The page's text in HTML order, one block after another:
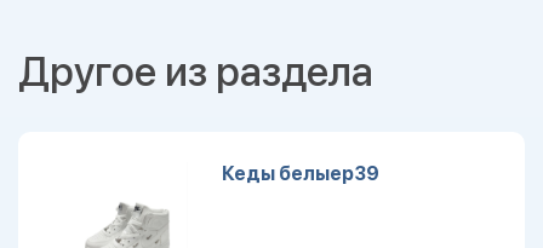
Другое из раздела
Кеды белыер39